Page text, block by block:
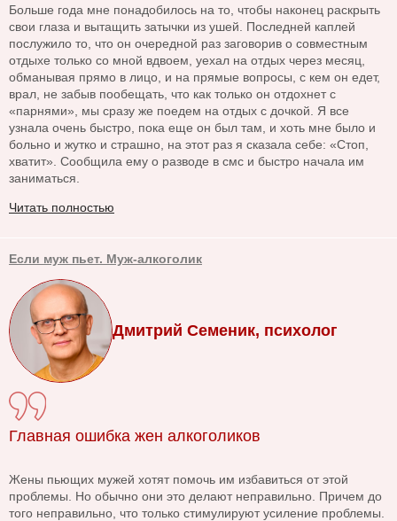
Больше года мне понадобилось на то, чтобы наконец раскрыть
свои глаза и вытащить затычки из ушей. Последней каплей
послужило то, что он очередной раз заговорив о совместным
отдыхе только со мной вдвоем, уехал на отдых через месяц,
обманывая прямо в лицо, и на прямые вопросы, с кем он едет,
врал, не забыв пообещать, что как только он отдохнет с
«парнями», мы сразу же поедем на отдых с дочкой. Я все
узнала очень быстро, пока еще он был там, и хоть мне было и
больно и жутко и страшно, на этот раз я сказала себе: «Стоп,
хватит». Сообщила ему о разводе в смс и быстро начала им
заниматься.
Читать полностью
Если муж пьет. Муж-алкоголик
Дмитрий Семеник, психолог
Главная ошибка жен алкоголиков
Жены пьющих мужей хотят помочь им избавиться от этой
проблемы. Но обычно они это делают неправильно. Причем до
того неправильно, что только стимулируют усиление проблемы.